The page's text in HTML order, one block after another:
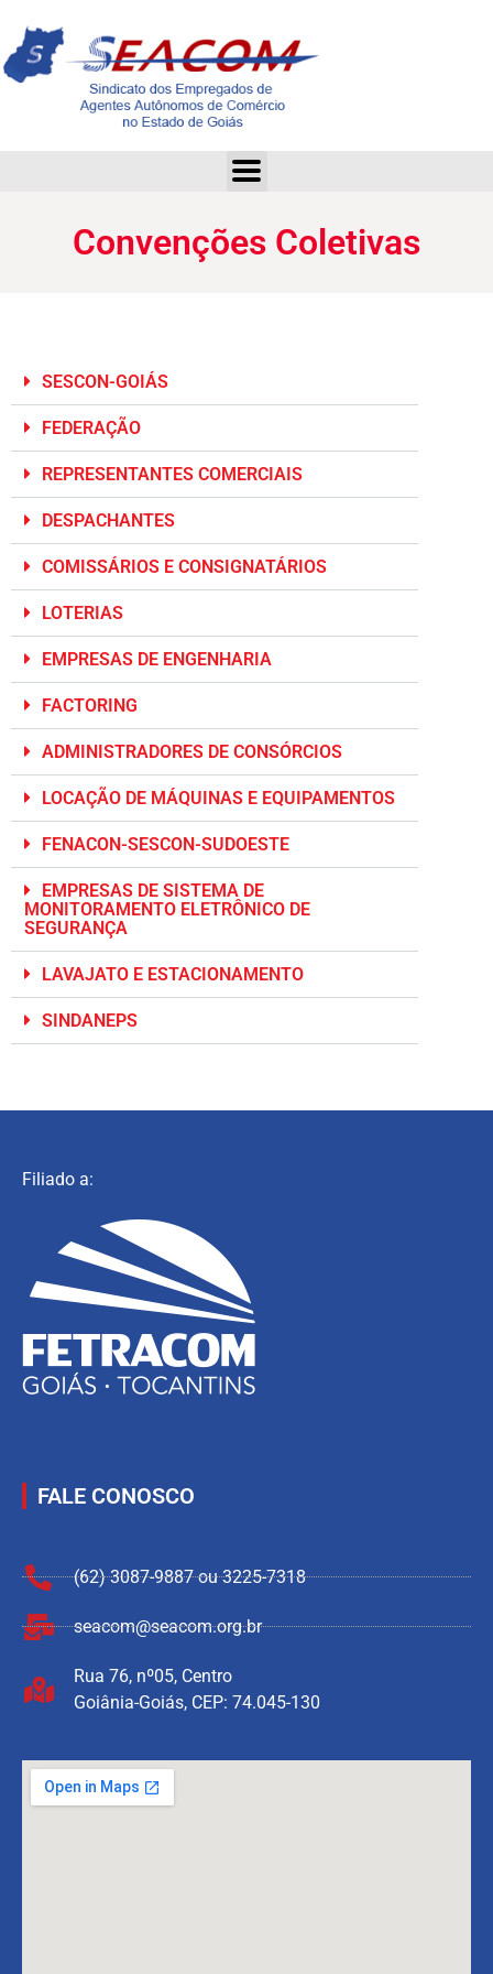
Convenções Coletivas
SESCON-GOIÁS
FEDERAÇÃO
REPRESENTANTES COMERCIAIS
DESPACHANTES
COMISSÁRIOS E CONSIGNATÁRIOS
LOTERIAS
EMPRESAS DE ENGENHARIA
FACTORING
ADMINISTRADORES DE CONSÓRCIOS
LOCAÇÃO DE MÁQUINAS E EQUIPAMENTOS
FENACON-SESCON-SUDOESTE
EMPRESAS DE SISTEMA DE
MONITORAMENTO ELETRÔNICO DE
SEGURANÇA
LAVAJATO E ESTACIONAMENTO
SINDANEPS
Filiado a:
FALE CONOSCO
(62) 3087-9887 ou 3225-7318
seacom@seacom.org.br
Rua 76, nº05, Centro
Goiânia-Goiás, CEP: 74.045-130